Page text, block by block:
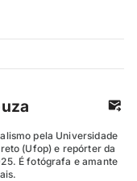
pela Universidade
(Ufop) e repórter da
É fotógrafa e amante